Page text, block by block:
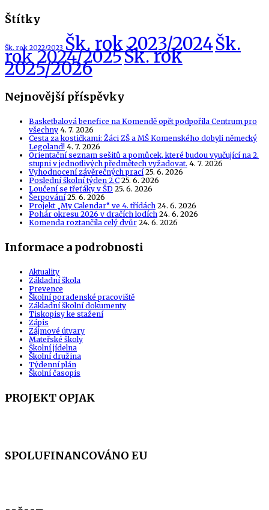
Štítky
Šk. rok 2022/2023 Šk. rok 2023/2024Šk.
rok 2024/2025Šk. rok
2025/2026
Nejnovější příspěvky
Basketbalová benefice na Komendě opět podpořila Centrum pro
všechny 4. 7. 2026
Cesta za kostičkami: Žáci ZŠ a MŠ Komenského dobyli německý
Legoland! 4. 7. 2026
Orientační seznam sešitů a pomůcek, které budou vyučující na 2.
stupni v jednotlivých předmětech vyžadovat. 4. 7. 2026
Vyhodnocení závěrečných prací 25. 6. 2026
Poslední školní týden 2.C 25. 6. 2026
Loučení se třeťáky v ŠD 25. 6. 2026
Šerpování 25. 6. 2026
Projekt „My Calendar“ ve 4. třídách 24. 6. 2026
Pohár okresu 2026 v dračích lodích 24. 6. 2026
Komenda roztančila celý dvůr 24. 6. 2026
Informace a podrobnosti
Aktuality
Základní škola
Prevence
Školní poradenské pracoviště
Základní školní dokumenty
Tiskopisy ke stažení
Zápis
Zájmové útvary
Mateřské školy
Školní jídelna
Školní družina
Týdenní plán
Školní časopis
PROJEKT OPJAK
SPOLUFINANCOVÁNO EU